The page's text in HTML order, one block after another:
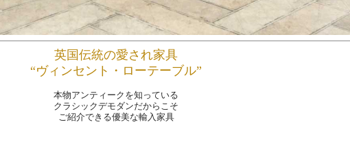
英国伝統の愛され家具
“ヴィンセント・ローテーブル”
本物アンティークを知っている
クラシックデモダンだからこそ
ご紹介できる優美な輸入家具